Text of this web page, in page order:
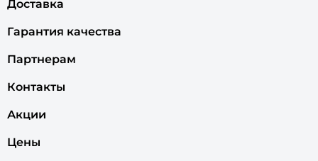
Доставка
Гарантия качества
Партнерам
Контакты
Акции
Цены